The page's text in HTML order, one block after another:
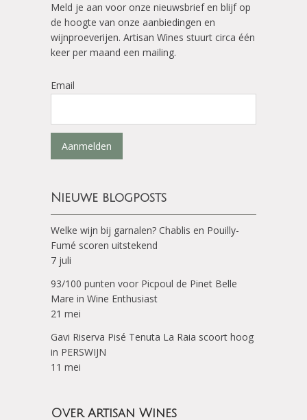
Meld je aan voor onze nieuwsbrief en blijf op
de hoogte van onze aanbiedingen en
wijnproeverijen. Artisan Wines stuurt circa één
keer per maand een mailing.
Email
Aanmelden
Nieuwe blogposts
Welke wijn bij garnalen? Chablis en Pouilly-
Fumé scoren uitstekend
7 juli
93/100 punten voor Picpoul de Pinet Belle
Mare in Wine Enthusiast
21 mei
Gavi Riserva Pisé Tenuta La Raia scoort hoog
in PERSWIJN
11 mei
Over Artisan Wines